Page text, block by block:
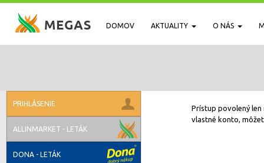
DOMOV AKTUALITY O NÁS
PRIHLÁSENIE
ALLINMARKET - LETÁK
DONA - LETÁK
Prístup povolený len
vlastné konto,